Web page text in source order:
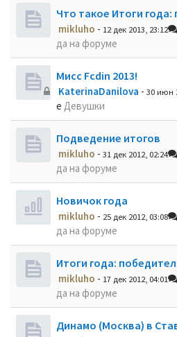
Что такое Итоги года:
mikluho - 12 дек 2013, 23:12
да на форуме
Мисс Fcdin 2013!
KaterinaDanilova - 30 июн
е Девушки
Подведение итогов
mikluho - 31 дек 2012, 02:24
да на форуме
Новичок года
mikluho - 25 дек 2012, 03:08
да на форуме
Итоги года:
mikluho - 17 дек 2012, 04:01
да на форуме
Динамо (Москва) в